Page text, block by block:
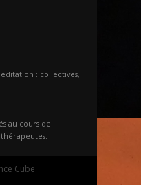
: collectives,
au cours de
Cube